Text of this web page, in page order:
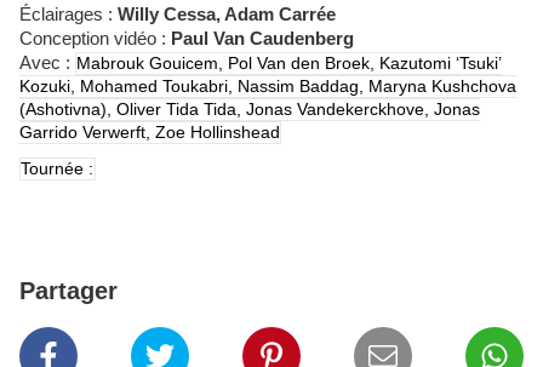
Éclairages : Willy Cessa, Adam Carrée
Conception vidéo : Paul Van Caudenberg
Avec : Mabrouk Gouicem, Pol Van den Broek, Kazutomi ‘Tsuki’
Kozuki, Mohamed Toukabri, Nassim Baddag, Maryna Kushchova
(Ashotivna), Oliver Tida Tida, Jonas Vandekerckhove, Jonas
Garrido Verwerft, Zoe Hollinshead
Tournée :
Partager